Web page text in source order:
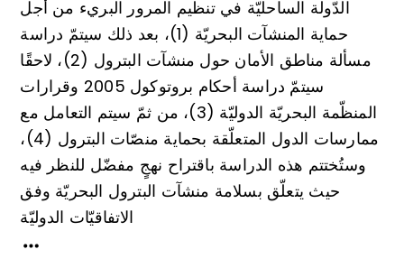
الدّولة الساحليّة في تنظيم المرور البريء من أجل
حماية المنشآت البحريّة (1)، بعد ذلك سيتمّ دراسة
مسألة مناطق الأمان حول منشآت البترول (2)، لاحقًا
سيتمّ دراسة أحكام بروتوكول 2005 وقرارات
المنظّمة البحريّة الدوليّة (3)، من ثمّ سيتم التعامل مع
ممارسات الدول المتعلّقة بحماية منصّات البترول (4)،
وستُختتم هذه الدراسة باقتراح نهجٍ مفضّل للنظر فيه
حيث يتعلّق بسلامة منشآت البترول البحريّة وفق
الاتفاقيّات الدوليّة